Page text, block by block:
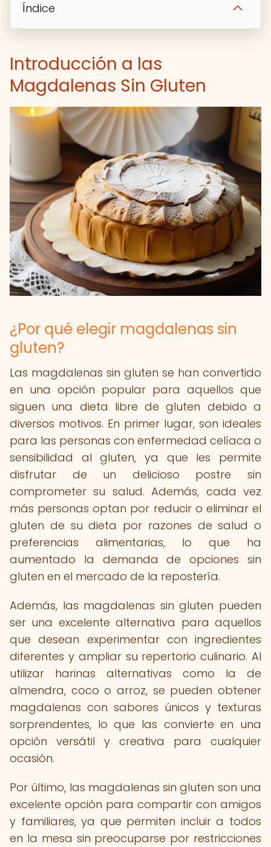
Índice
Introducción a las
Magdalenas Sin Gluten
¿Por qué elegir magdalenas sin
gluten?
Las magdalenas sin gluten se han convertido
en una opción popular para aquellos que
siguen una dieta libre de gluten debido a
diversos motivos. En primer lugar, son ideales
para las personas con enfermedad celíaca o
sensibilidad al gluten, ya que les permite
disfrutar de un delicioso postre sin
comprometer su salud. Además, cada vez
más personas optan por reducir o eliminar el
gluten de su dieta por razones de salud o
preferencias alimentarias, lo que ha
aumentado la demanda de opciones sin
gluten en el mercado de la repostería.
Además, las magdalenas sin gluten pueden
ser una excelente alternativa para aquellos
que desean experimentar con ingredientes
diferentes y ampliar su repertorio culinario. Al
utilizar harinas alternativas como la de
almendra, coco o arroz, se pueden obtener
magdalenas con sabores únicos y texturas
sorprendentes, lo que las convierte en una
opción versátil y creativa para cualquier
ocasión.
Por último, las magdalenas sin gluten son una
excelente opción para compartir con amigos
y familiares, ya que permiten incluir a todos
en la mesa sin preocuparse por restricciones